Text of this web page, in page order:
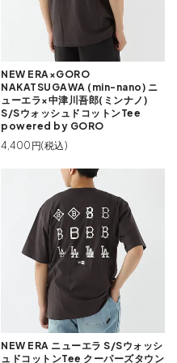
NEW ERA×GORO
NAKATSUGAWA (min-nano) ニ
ューエラ×中津川吾郎(ミンナノ)
S/SウォッシュドコットンTee
powered by GORO
4,400円(税込)
NEW ERA ニューエラ S/Sウォッシ
ュドコットンTee クーパーズタウン